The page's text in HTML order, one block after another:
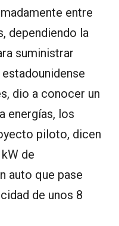
entre
dependiendo la
suministrar
dio a conocer un
energías, los
piloto, dicen
de
auto que pase
de unos 8